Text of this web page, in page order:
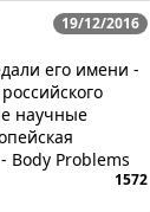
19/12/2016
его имени -
научные
Body Problems
1572